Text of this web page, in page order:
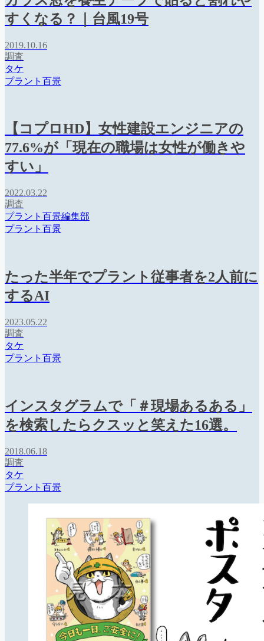
すくなる？｜台風19号
2019.10.16
調査
タケ
プラント百景
【コプロHD】女性建設エンジニアの
77.6%が「現在の職場は女性が働きや
すい」
2022.03.22
調査
プラント百景編集部
プラント百景
たった半年でプラント従事者を2人前に
するAI
2023.05.22
調査
タケ
プラント百景
インスタグラムで「＃現場あるある」
を検索したらクスッと笑えた16選。
2018.06.18
調査
タケ
プラント百景